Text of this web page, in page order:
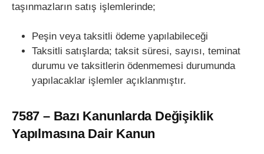
taşınmazların satış işlemlerinde;
Peşin veya taksitli ödeme yapılabileceği
Taksitli satışlarda; taksit süresi, sayısı, teminat
durumu ve taksitlerin ödenmemesi durumunda
yapılacaklar işlemler açıklanmıştır.
7587 – Bazı Kanunlarda Değişiklik
Yapılmasına Dair Kanun